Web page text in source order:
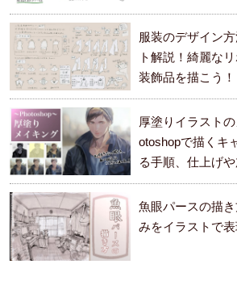
服装のデザイン
ト解説！綺麗な
装飾品を描こう！
厚塗りイラスト
otoshopで描くキ
る手順、仕上げ
ます。
魚眼パースの描
みをイラストで表